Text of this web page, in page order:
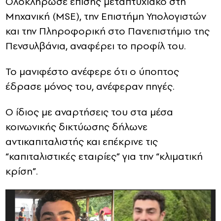
Μηχανική (MSE), την Επιστήμη Υπολογιστών
και την Πληροφορική στο Πανεπιστήμιο της
Πενσυλβάνια, αναφέρει το προφίλ του.
Το μανιφέστο ανέφερε ότι ο ύποπτος
έδρασε μόνος του, ανέφεραν πηγές.
O ίδιος με αναρτήσεις του στα μέσα
κοινωνικής δικτύωσης δήλωνε
αντικαπιταλιστής και επέκρινε τις
“καπιταλιστικές εταιρίες” για την “κλιματική
κρίση”.